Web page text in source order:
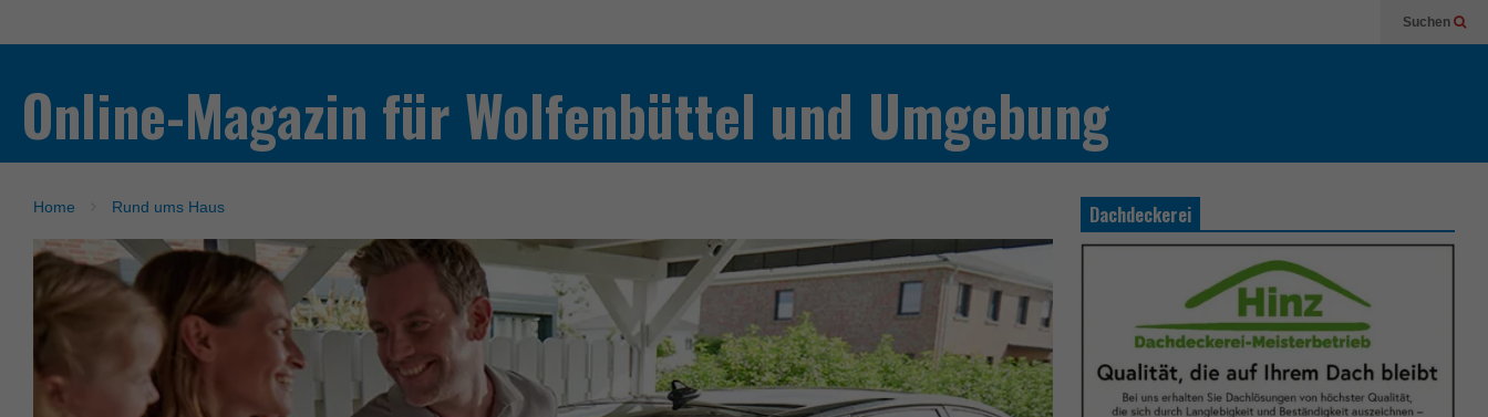
Suchen
Online-Magazin für Wolfenbüttel und Umgebung
Home Rund ums Haus Dachdeckerei